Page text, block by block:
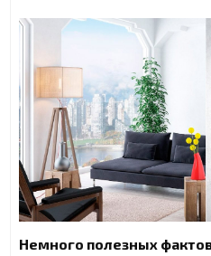
Немного полезных